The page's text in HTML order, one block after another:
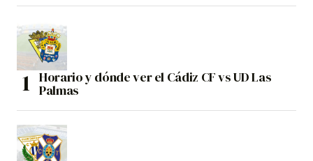
Horario y dónde ver el Cádiz CF vs UD Las
Palmas